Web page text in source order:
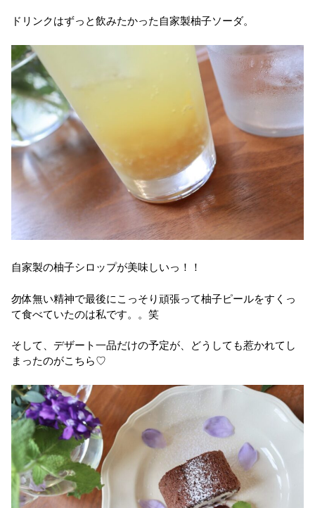
ドリンクはずっと飲みたかった自家製柚子ソーダ。
自家製の柚子シロップが美味しいっ！！
勿体無い精神で最後にこっそり頑張って柚子ピールをすくっ
て食べていたのは私です。。笑
そして、デザート一品だけの予定が、どうしても惹かれてし
まったのがこちら♡